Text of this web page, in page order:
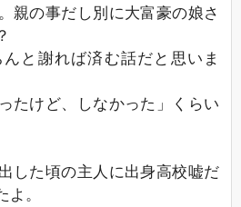
親の事だし別に大富豪の娘さ
と謝れば済む話だと思いま
たけど、しなかった」くらい
した頃の主人に出身高校嘘だ
。